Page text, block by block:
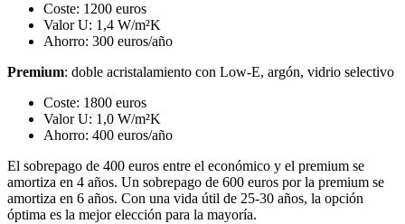
Coste: 1200 euros
Valor U: 1,4 W/m²K
Ahorro: 300 euros/año
Premium: doble acristalamiento con Low-E, argón, vidrio selectivo
Coste: 1800 euros
Valor U: 1,0 W/m²K
Ahorro: 400 euros/año
El sobrepago de 400 euros entre el económico y el premium se
amortiza en 4 años. Un sobrepago de 600 euros por la premium se
amortiza en 6 años. Con una vida útil de 25-30 años, la opción
óptima es la mejor elección para la mayoría.